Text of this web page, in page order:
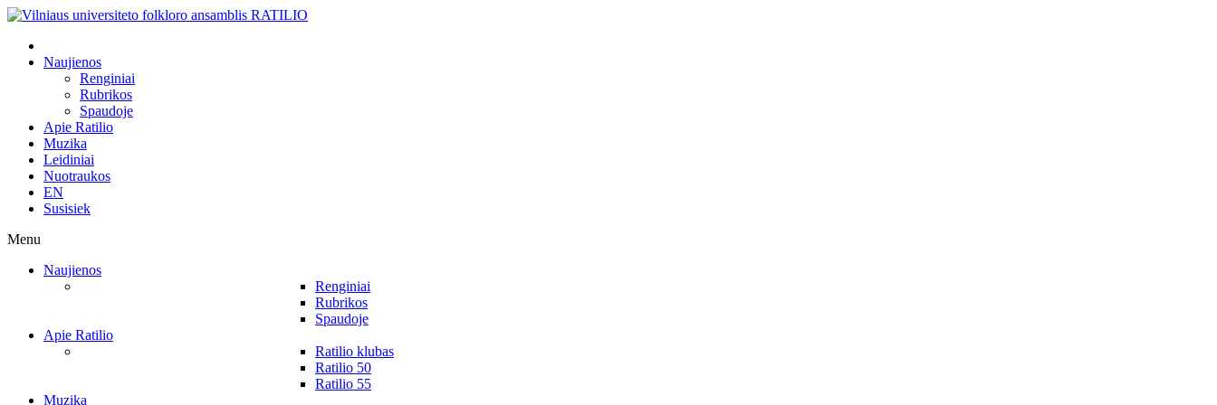
Naujienos
Renginiai
Rubrikos
Spaudoje
Apie Ratilio
Muzika
Leidiniai
Nuotraukos
EN
Susisiek
Menu
Naujienos
Renginiai
Rubrikos
Spaudoje
Apie Ratilio
Ratilio klubas
Ratilio 50
Ratilio 55
Muzika